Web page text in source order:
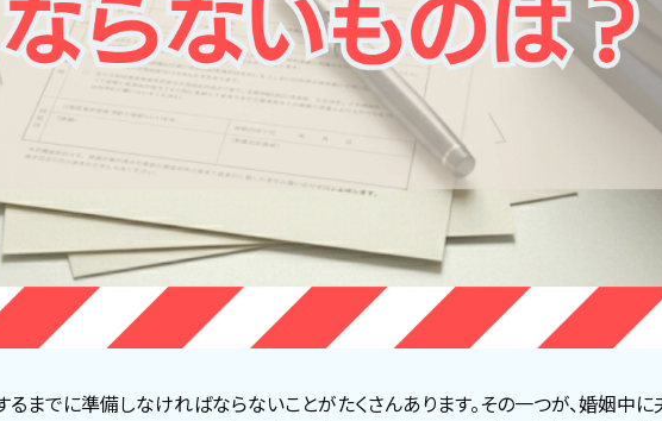
までに準備しなければならないことがたくさんあります。その一つが、婚姻中